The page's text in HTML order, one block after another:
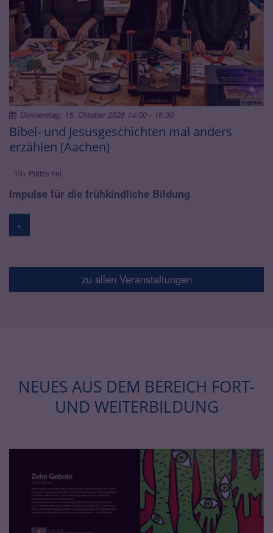
© gemini
Bibel- und Jesusgeschichten mal anders
erzählen (Aachen)
10+ Plätze frei
Donnerstag, 15. Oktober 2026 14:00 - 16:30
Impulse für die frühkindliche Bildung
+
zu allen Veranstaltungen
NEUES AUS DEM BEREICH FORT-
UND WEITERBILDUNG